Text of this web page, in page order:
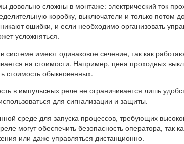
довольно сложны в монтаже: электрический ток
коробку, выключатели и только потом
ошибки, и если необходимо организовать
усложняться.
системе имеют одинаковое сечение, так как
на стоимости. Например, цена проходных
стоимость обыкновенных.
в импульсных реле не ограничивается лишь
для сигнализации и защиты.
среде для запуска процессов, требующих
могут обеспечить безопасность оператора, так
или даже управляться дистанционно.